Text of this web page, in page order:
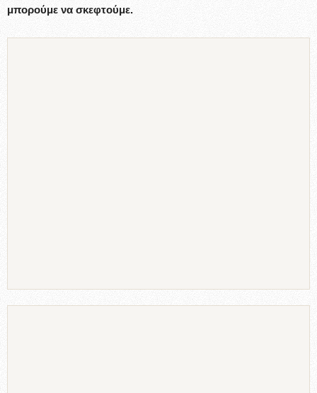
μπορούμε να σκεφτούμε.